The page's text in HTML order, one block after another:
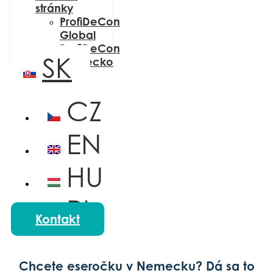
stránky
ProfiDeCon
Global
ProfiDeCon
Nemecko
SK
CZ
EN
HU
PL
Kontakt
Chcete eseročku v Nemecku? Dá sa to